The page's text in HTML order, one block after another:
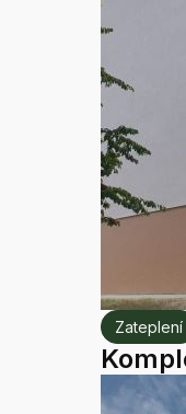
Zateplení